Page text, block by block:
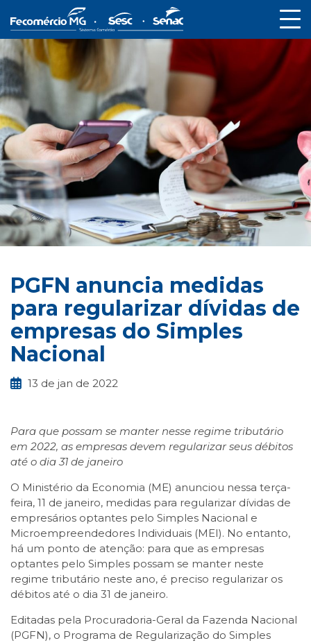
PGFN anuncia medidas
para regularizar dívidas de
empresas do Simples
Nacional
13 de jan de 2022
Para que possam se manter nesse regime tributário
em 2022, as empresas devem regularizar seus débitos
até o dia 31 de janeiro
O Ministério da Economia (ME) anunciou nessa terça-
feira, 11 de janeiro, medidas para regularizar dívidas de
empresários optantes pelo Simples Nacional e
Microempreendedores Individuais (MEI). No entanto,
há um ponto de atenção: para que as empresas
optantes pelo Simples possam se manter neste
regime tributário neste ano, é preciso regularizar os
débitos até o dia 31 de janeiro.
Editadas pela Procuradoria-Geral da Fazenda Nacional
(PGFN), o Programa de Regularização do Simples